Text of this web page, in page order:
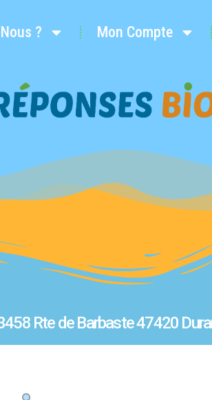
? Mon Compte
Rte de Barbaste 47420